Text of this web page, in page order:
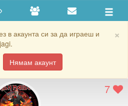
×
в акаунта си за да играеш и
Нямам акаунт
7